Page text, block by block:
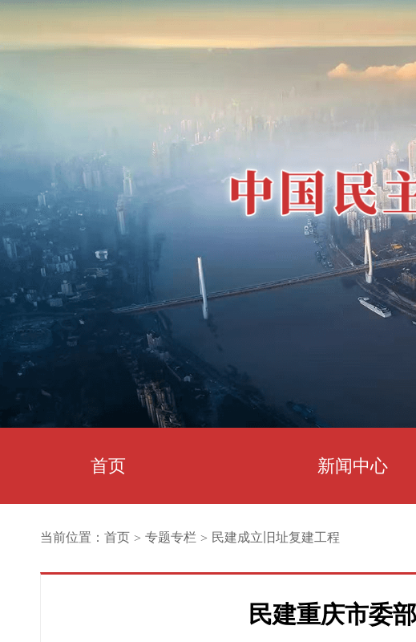
首页 新闻中心
当前位置： 首页 > 专题专栏 > 民建成立旧址复建工程
民建重庆市委